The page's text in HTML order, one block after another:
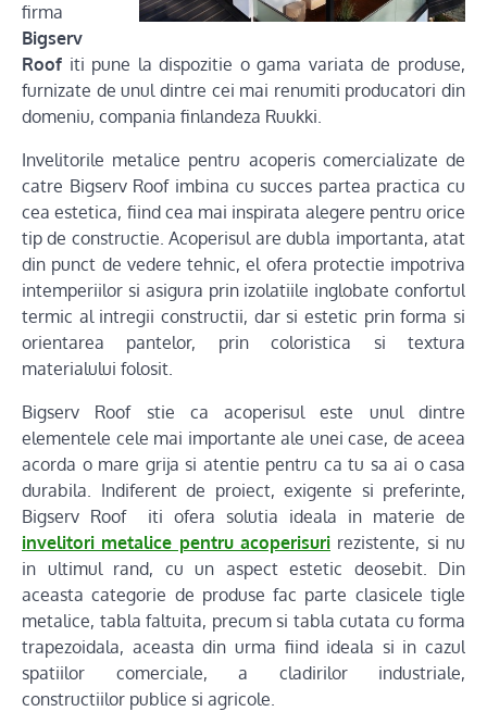
firma
Bigserv
Roof iti pune la dispozitie o gama variata de produse,
furnizate de unul dintre cei mai renumiti producatori din
domeniu, compania finlandeza Ruukki.
Invelitorile metalice pentru acoperis comercializate de
catre Bigserv Roof imbina cu succes partea practica cu
cea estetica, fiind cea mai inspirata alegere pentru orice
tip de constructie. Acoperisul are dubla importanta, atat
din punct de vedere tehnic, el ofera protectie impotriva
intemperiilor si asigura prin izolatiile inglobate confortul
termic al intregii constructii, dar si estetic prin forma si
orientarea pantelor, prin coloristica si textura
materialului folosit.
Bigserv Roof stie ca acoperisul este unul dintre
elementele cele mai importante ale unei case, de aceea
acorda o mare grija si atentie pentru ca tu sa ai o casa
durabila. Indiferent de proiect, exigente si preferinte,
Bigserv Roof iti ofera solutia ideala in materie de
invelitori metalice pentru acoperisuri rezistente, si nu
in ultimul rand, cu un aspect estetic deosebit. Din
aceasta categorie de produse fac parte clasicele tigle
metalice, tabla faltuita, precum si tabla cutata cu forma
trapezoidala, aceasta din urma fiind ideala si in cazul
spatiilor comerciale, a cladirilor industriale,
constructiilor publice si agricole.